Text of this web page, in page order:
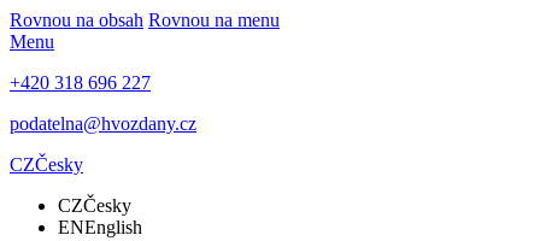
Rovnou na obsah Rovnou na menu
Menu
+420 318 696 227
podatelna@hvozdany.cz
CZČesky
CZČesky
ENEnglish